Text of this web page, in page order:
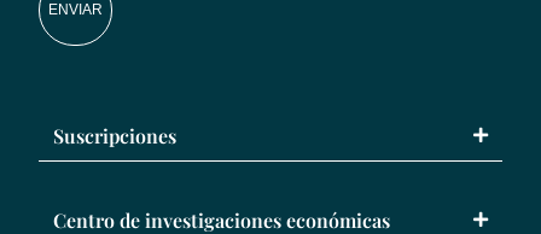
ENVIAR
Suscripciones
Centro de investigaciones económicas